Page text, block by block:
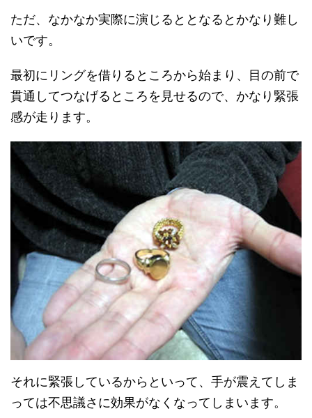
ただ、なかなか実際に演じるととなるとかなり難し
いです。
最初にリングを借りるところから始まり、目の前で
貫通してつなげるところを見せるので、かなり緊張
感が走ります。
それに緊張しているからといって、手が震えてしま
っては不思議さに効果がなくなってしまいます。